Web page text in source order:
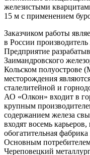
железистыми
15 м с применением
Заказчиком работы
в России
Предприятие
Заимандровского
Кольском полуострове
месторождения
сталелитейной и
АО «Олкон» входит в
крупным
содержанием железа
входят восемь
обогатительная
Основным потребителем
Череповецкий